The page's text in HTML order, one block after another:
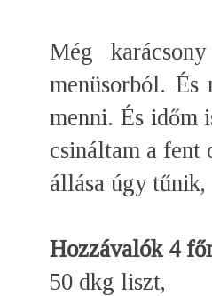
Még
menüsorból.
menni. És időm
csináltam a fent
állása úgy tűnik,
Hozzávalók 4
50 dkg liszt,